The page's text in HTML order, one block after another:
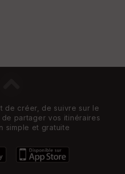
de créer, de suivre sur le
partager vos itinéraires
simple et gratuite